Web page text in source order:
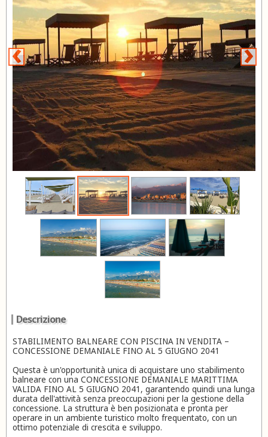
‹ ›
Descrizione
STABILIMENTO BALNEARE CON PISCINA IN VENDITA –
CONCESSIONE DEMANIALE FINO AL 5 GIUGNO 2041
Questa è un'opportunità unica di acquistare uno stabilimento
balneare con una CONCESSIONE DEMANIALE MARITTIMA
VALIDA FINO AL 5 GIUGNO 2041, garantendo quindi una lunga
durata dell'attività senza preoccupazioni per la gestione della
concessione. La struttura è ben posizionata e pronta per
operare in un ambiente turistico molto frequentato, con un
ottimo potenziale di crescita e sviluppo.